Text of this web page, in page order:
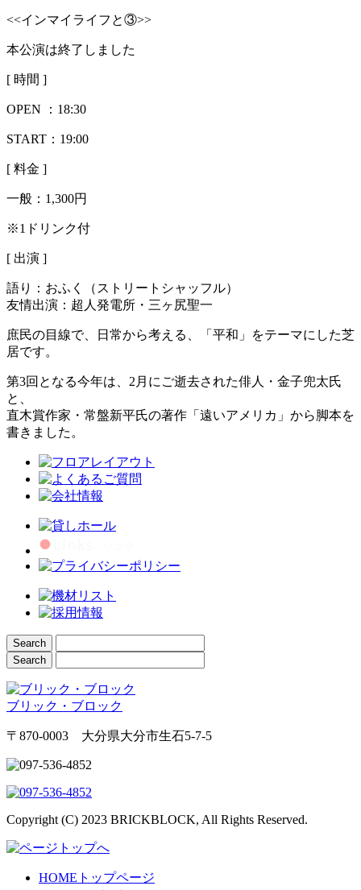
<<インマイライフと③>>
本公演は終了しました
[ 時間 ]
OPEN ： 18:30
START：19:00
[ 料金 ]
一般： 1,300円
※1ドリンク付
[ 出演 ]
語り：おふく（ストリートシャッフル）
友情出演：超人発電所・三ヶ尻聖一
庶民の目線で、日常から考える、「平和」をテーマにした芝
居です。
第3回となる今年は、2月にご逝去された俳人・金子兜太氏
と、
直木賞作家・常盤新平氏の著作「遠いアメリカ」から脚本を
書きました。
ブリック・ブロック
〒870-0003 大分県大分市生石5-7-5
Copyright (C) 2023 BRICKBLOCK, All Rights Reserved.
HOME トップページ